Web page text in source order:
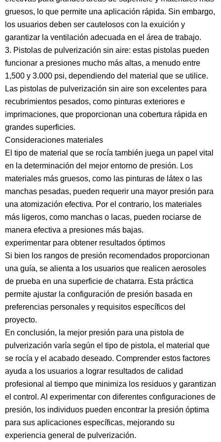
gruesos, lo que permite una aplicación rápida. Sin embargo,
los usuarios deben ser cautelosos con la exuición y
garantizar la ventilación adecuada en el área de trabajo.
3. Pistolas de pulverización sin aire: estas pistolas pueden
funcionar a presiones mucho más altas, a menudo entre
1,500 y 3.000 psi, dependiendo del material que se utilice.
Las pistolas de pulverización sin aire son excelentes para
recubrimientos pesados, como pinturas exteriores e
imprimaciones, que proporcionan una cobertura rápida en
grandes superficies.
Consideraciones materiales
El tipo de material que se rocía también juega un papel vital
en la determinación del mejor entorno de presión. Los
materiales más gruesos, como las pinturas de látex o las
manchas pesadas, pueden requerir una mayor presión para
una atomización efectiva. Por el contrario, los materiales
más ligeros, como manchas o lacas, pueden rociarse de
manera efectiva a presiones más bajas.
experimentar para obtener resultados óptimos
Si bien los rangos de presión recomendados proporcionan
una guía, se alienta a los usuarios que realicen aerosoles
de prueba en una superficie de chatarra. Esta práctica
permite ajustar la configuración de presión basada en
preferencias personales y requisitos específicos del
proyecto.
En conclusión, la mejor presión para una pistola de
pulverización varía según el tipo de pistola, el material que
se rocía y el acabado deseado. Comprender estos factores
ayuda a los usuarios a lograr resultados de calidad
profesional al tiempo que minimiza los residuos y garantizan
el control. Al experimentar con diferentes configuraciones de
presión, los individuos pueden encontrar la presión óptima
para sus aplicaciones específicas, mejorando su
experiencia general de pulverización.